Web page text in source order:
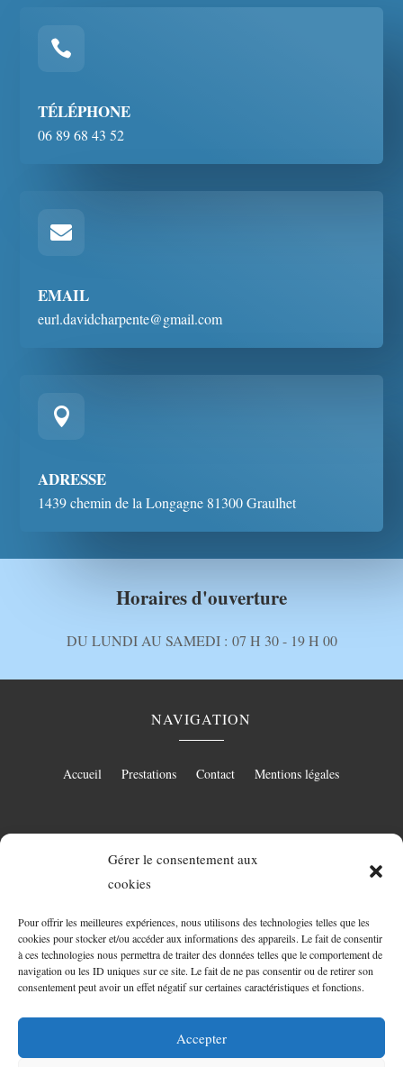
Gérer le consentement aux
cookies
Pour offrir les meilleures expériences, nous utilisons des technologies telles que les
cookies pour stocker et/ou accéder aux informations des appareils. Le fait de consentir
à ces technologies nous permettra de traiter des données telles que le comportement de
navigation ou les ID uniques sur ce site. Le fait de ne pas consentir ou de retirer son
consentement peut avoir un effet négatif sur certaines caractéristiques et fonctions.
Accepter

TÉLÉPHONE
06 89 68 43 52

EMAIL
eurl.davidcharpente@gmail.com

ADRESSE
1439 chemin de la Longagne 81300 Graulhet
Horaires d'ouverture
DU LUNDI AU SAMEDI : 07 H 30 - 19 H 00
NAVIGATION
Accueil Prestations Contact Mentions légales
RÉALISATION